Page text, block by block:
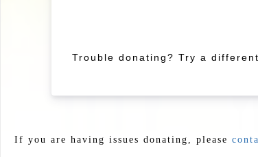
Trouble donating? Try a
If you are having issues donating, please